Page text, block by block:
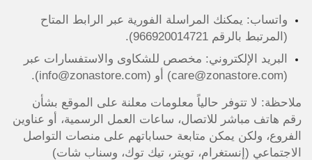
واتساب: يمكنك المراسلة الفورية عبر الرابط المتاح
(المرتبط بالرقم 966920014721).
البريد الإلكتروني: مخصص للشكاوى والاستفسارات عبر
(care@zonastore.com) أو (info@zonastore.com).
ملاحظة: لا تتوفر حالياً معلومات معلنة على الموقع بشأن
رقم هاتف مباشر للاتصال، ساعات العمل الرسمية، أو عناوين
الفروع، ولكن يمكن متابعة حساباتهم على منصات التواصل
الاجتماعي (إنستغرام، تويتر، تيك توك، وسناب شات)